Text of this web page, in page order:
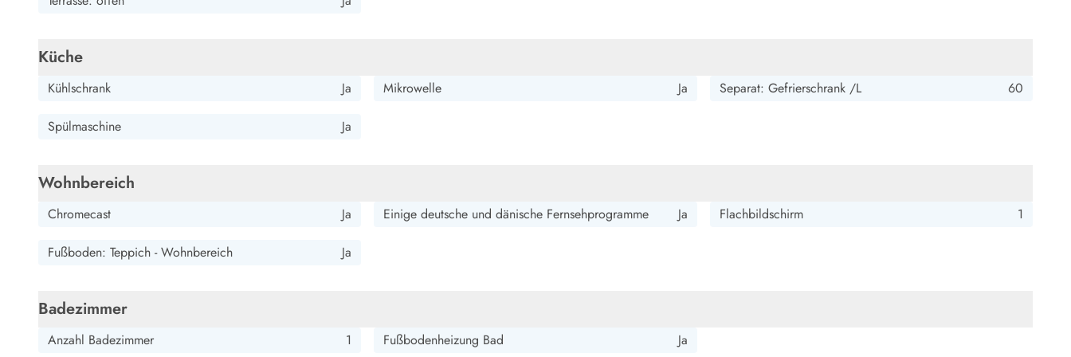
Küche
Kühlschrank Ja Mikrowelle Ja Separat: Gefrierschrank /L 60
Spülmaschine Ja
Wohnbereich
Chromecast Ja Einige deutsche und dänische Fernsehprogramme Ja Flachbildschirm 1
Fußboden: Teppich - Wohnbereich Ja
Badezimmer
Anzahl Badezimmer 1 Fußbodenheizung Bad Ja